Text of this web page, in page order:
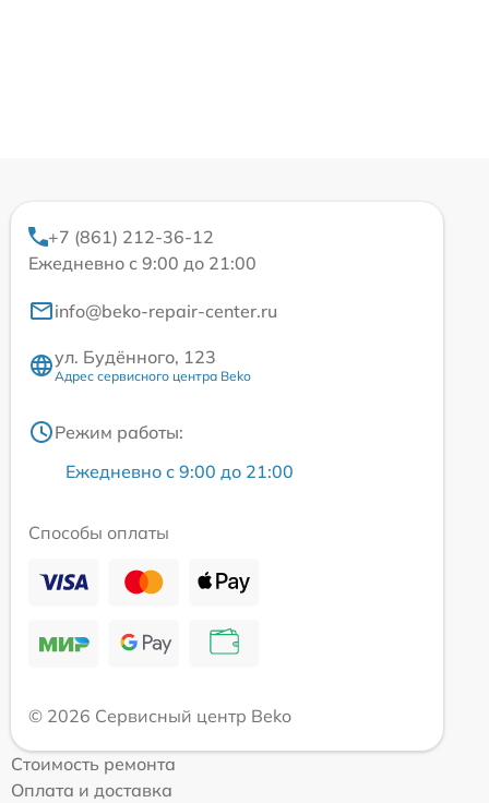
+7 (861) 212-36-12
Ежедневно с 9:00 до 21:00
info@beko-repair-center.ru
ул. Будённого, 123
Адрес сервисного центра Beko
Режим работы:
Ежедневно с 9:00 до 21:00
Способы оплаты
© 2026 Сервисный центр Beko
Стоимость ремонта
Оплата и доставка